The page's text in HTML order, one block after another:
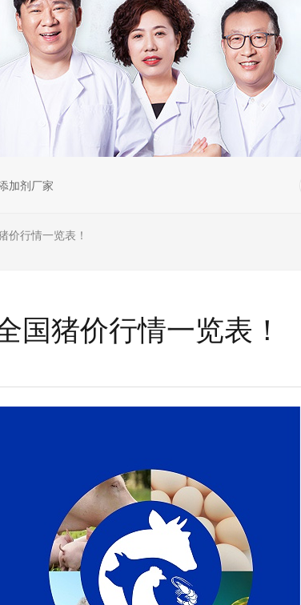
加剂厂家
价行情一览表！
国猪价行情一览表！